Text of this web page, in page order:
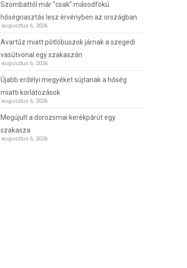
Szombattól már “csak” másodfokú
hőségriasztás lesz érvényben az országban
augusztus 6, 2026
Avartűz miatt pótlóbuszok járnak a szegedi
vasútvonal egy szakaszán
augusztus 6, 2026
Újabb erdélyi megyéket sújtanak a hőség
miatti korlátozások
augusztus 6, 2026
Megújult a dorozsmai kerékpárút egy
szakasza
augusztus 6, 2026